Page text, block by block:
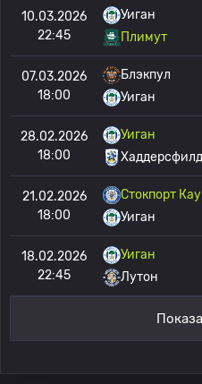
10.03.2026
22:45
Уиган
Плимут
07.03.2026
18:00
Блэкпул
Уиган
28.02.2026
18:00
Уиган
Хаддерсфилд
21.02.2026
18:00
Стокпорт
Уиган
18.02.2026
22:45
Уиган
Лутон